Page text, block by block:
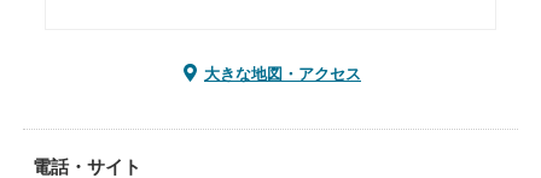
大きな地図・アクセス
電話・サイト